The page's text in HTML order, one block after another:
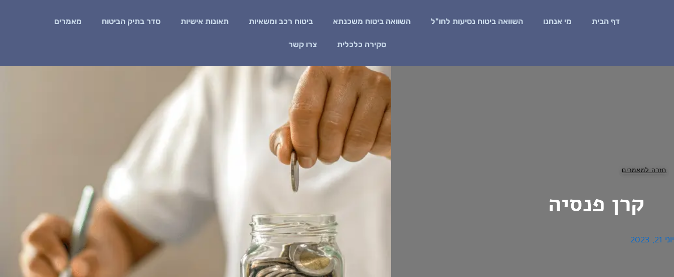
דף הבית מי אנחנו השוואה ביטוח נסיעות לחו"ל השוואה ביטוח משכנתא ביטוח רכב ומשאיות תאונות אישיות סדר בתיק הביטוח מאמרים
סקירה כלכלית צרו קשר
חזרה למאמרים
קרן פנסיה
יוני 21, 2023